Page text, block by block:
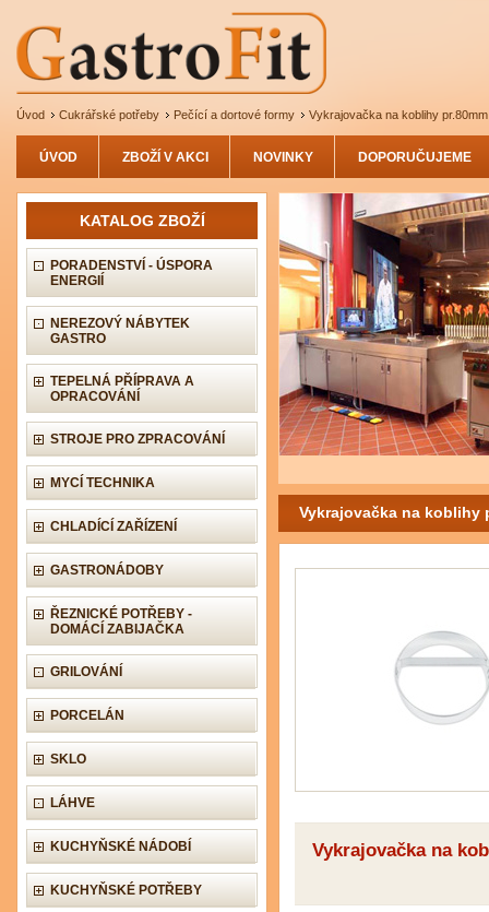
Úvod Cukrářské potřeby Pečící a dortové formy Vykrajovačka na koblihy pr.80mm
ÚVOD ZBOŽÍ V AKCI NOVINKY DOPORUČUJEME
KATALOG ZBOŽÍ
PORADENSTVÍ - ÚSPORA
ENERGIÍ
NEREZOVÝ NÁBYTEK
GASTRO
TEPELNÁ PŘÍPRAVA A
OPRACOVÁNÍ
STROJE PRO ZPRACOVÁNÍ
MYCÍ TECHNIKA
CHLADÍCÍ ZAŘÍZENÍ
GASTRONÁDOBY
ŘEZNICKÉ POTŘEBY -
DOMÁCÍ ZABIJAČKA
GRILOVÁNÍ
PORCELÁN
SKLO
LÁHVE
KUCHYŇSKÉ NÁDOBÍ
KUCHYŇSKÉ POTŘEBY
Vykrajovačka na koblihy
Vykrajovačka na